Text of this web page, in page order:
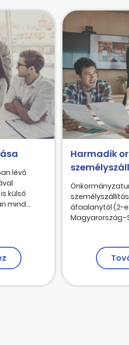
lévő
külső
mind...
Harmadik
áfaalanytól (2-